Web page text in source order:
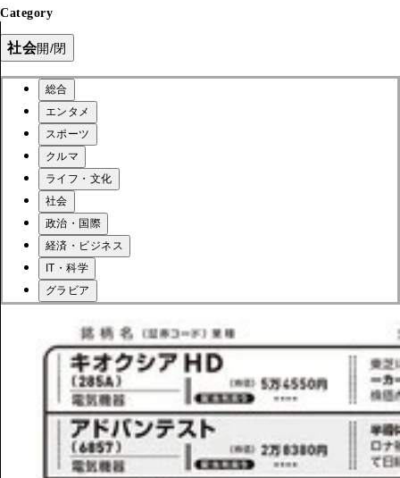
Category
社会開/閉
総合
エンタメ
スポーツ
クルマ
ライフ・文化
社会
政治・国際
経済・ビジネス
IT・科学
グラビア